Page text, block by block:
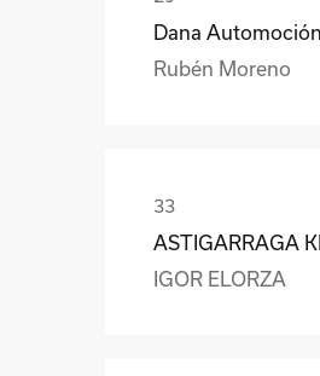
Rubén Moreno
IGOR ELORZA